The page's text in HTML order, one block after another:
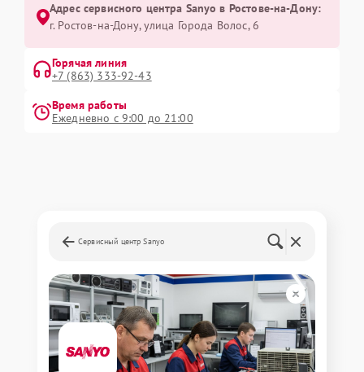
Адрес сервисного центра Sanyo в Ростове-на-Дону:
г. Ростов-на-Дону, улица Города Волос, 6
Горячая линия
+7 (863) 333-92-43
Время работы
Ежедневно с 9:00 до 21:00
Сервисный центр Sanyo